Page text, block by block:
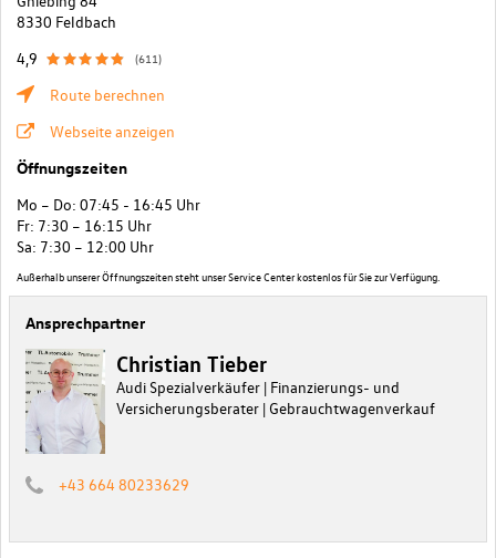
8330 Feldbach
4,9
(611)
Route berechnen
Webseite anzeigen
Öffnungszeiten
Mo – Do: 07:45 - 16:45 Uhr
Fr: 7:30 – 16:15 Uhr
Sa: 7:30 – 12:00 Uhr
Außerhalb unserer Öffnungszeiten steht unser Service Center kostenlos für Sie zur Verfügung.
Ansprechpartner
Christian Tieber
Audi Spezialverkäufer | Finanzierungs- und
Versicherungsberater | Gebrauchtwagenverkauf
+43 664 80233629